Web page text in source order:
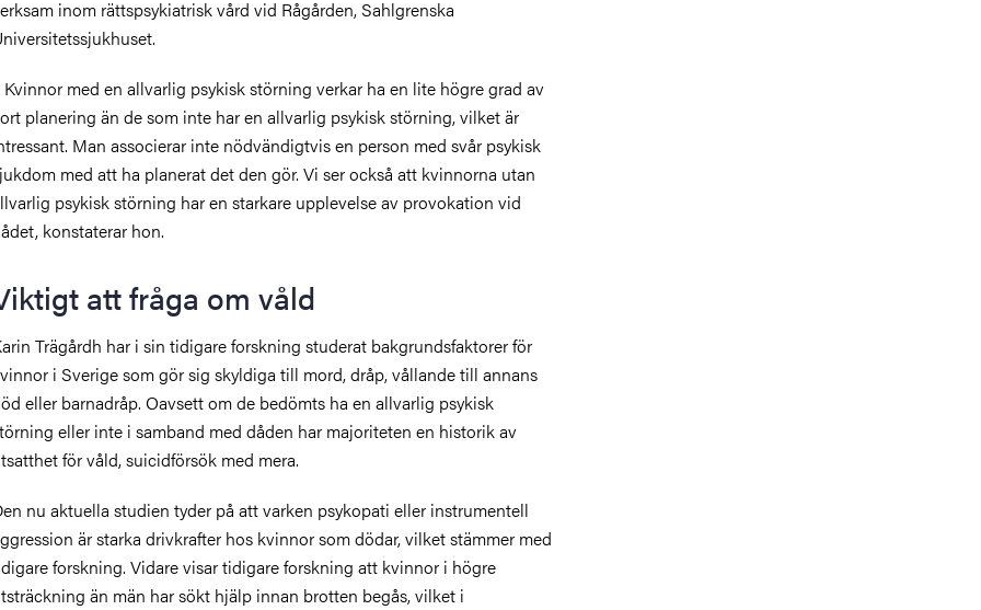
inom rättspsykiatrisk vård vid Rågården, Sahlgrenska
Kvinnor med en allvarlig psykisk störning verkar ha en lite högre grad av
planering än de som inte har en allvarlig psykisk störning, vilket är
Man associerar inte nödvändigtvis en person med svår psykisk
med att ha planerat det den gör. Vi ser också att kvinnorna utan
psykisk störning har en starkare upplevelse av provokation vid
konstaterar hon.
att fråga om våld
Trägårdh har i sin tidigare forskning studerat bakgrundsfaktorer för
i Sverige som gör sig skyldiga till mord, dråp, vållande till annans
eller barnadråp. Oavsett om de bedömts ha en allvarlig psykisk
eller inte i samband med dåden har majoriteten en historik av
för våld, suicidförsök med mera.
nu aktuella studien tyder på att varken psykopati eller instrumentell
är starka drivkrafter hos kvinnor som dödar, vilket stämmer med
forskning. Vidare visar tidigare forskning att kvinnor i högre
än män har sökt hjälp innan brotten begås, vilket i